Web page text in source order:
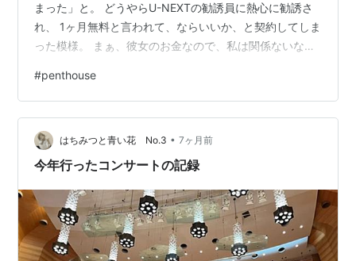
まった」と。 どうやらU-NEXTの勧誘員に熱心に勧誘さ
れ、 1ヶ月無料と言われて、ならいいか、と契約してしま
った模様。 まぁ、彼女のお金なので、私は関係ないなと
ら、 3月16日に開催されるPenthouseの武道館公演の中
継があるじゃないですか！ 2年位前に知って、私の好き
なバンドであるPenthouse。 月曜公演だったので、諦め
ていたのですが、まさかU-NEXTで観られるとは。 夕飯
とお風呂を早めに終えて、TVの前でスタンバイ…
#penthouse
はちみつと青い花 No.3 • 7ヶ月前
今年行ったコンサートの記録